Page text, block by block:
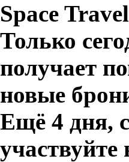
Space
Только
получает
новые
Ещё 4 дня,